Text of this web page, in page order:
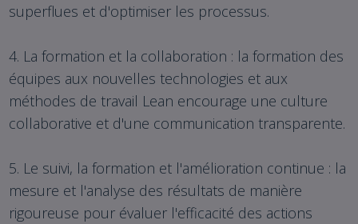
superflues et d'optimiser les processus.
4. La formation et la collaboration : la formation des
équipes aux nouvelles technologies et aux
méthodes de travail Lean encourage une culture
collaborative et d'une communication transparente.
5. Le suivi, la formation et l'amélioration continue : la
mesure et l'analyse des résultats de manière
rigoureuse pour évaluer l'efficacité des actions